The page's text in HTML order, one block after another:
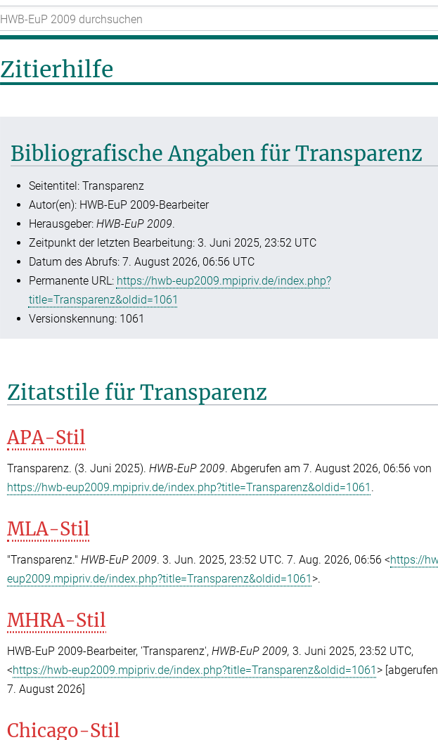
Zitierhilfe
Bibliografische Angaben für Transparenz
Seitentitel: Transparenz
Autor(en): HWB-EuP 2009-Bearbeiter
Herausgeber: HWB-EuP 2009.
Zeitpunkt der letzten Bearbeitung: 3. Juni 2025, 23:52 UTC
Datum des Abrufs: 7. August 2026, 06:56 UTC
Permanente URL: https://hwb-eup2009.mpipriv.de/index.php?
title=Transparenz&oldid=1061
Versionskennung: 1061
Zitatstile für Transparenz
APA-Stil
Transparenz. (3. Juni 2025). HWB-EuP 2009. Abgerufen am 7. August 2026, 06:56 von
https://hwb-eup2009.mpipriv.de/index.php?title=Transparenz&oldid=1061 .
MLA-Stil
"Transparenz." HWB-EuP 2009. 3. Jun. 2025, 23:52 UTC. 7. Aug. 2026, 06:56 <https://
eup2009.mpipriv.de/index.php?title=Transparenz&oldid=1061 >.
MHRA-Stil
HWB-EuP 2009-Bearbeiter, 'Transparenz', HWB-EuP 2009, 3. Juni 2025, 23:52 UTC,
<https://hwb-eup2009.mpipriv.de/index.php?title=Transparenz&oldid=1061 >
7. August 2026]
Chicago-Stil